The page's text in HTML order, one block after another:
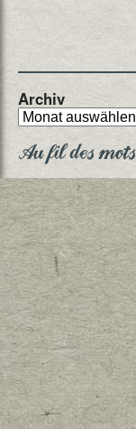
Archiv
Au fil des mots